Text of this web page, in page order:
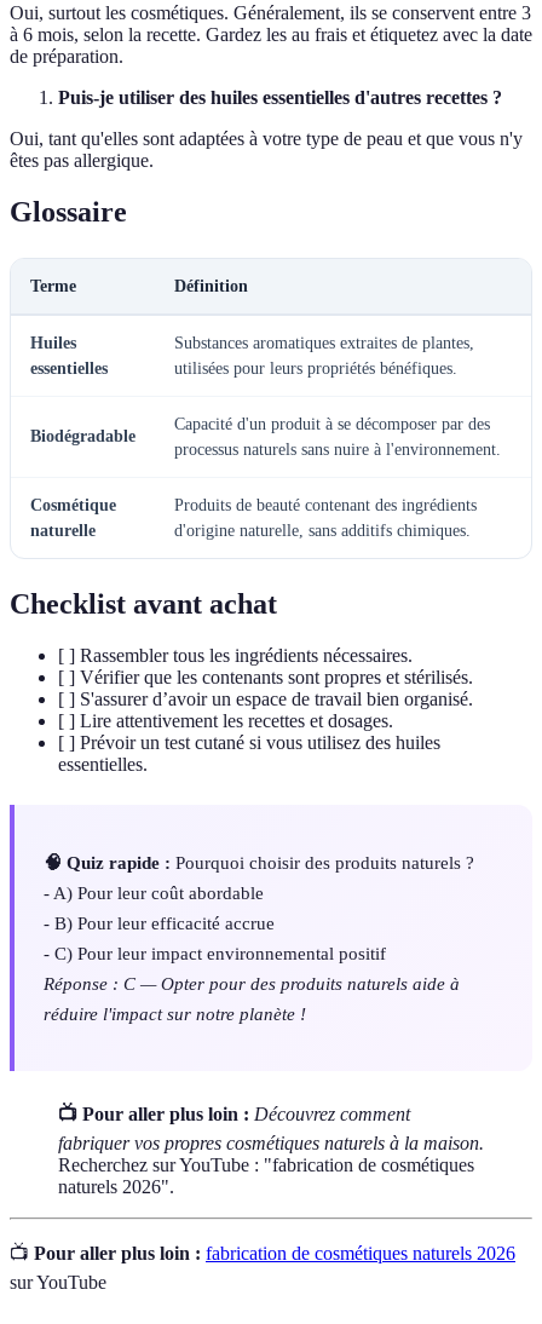
Oui, surtout les cosmétiques. Généralement, ils se conservent entre 3
à 6 mois, selon la recette. Gardez les au frais et étiquetez avec la date
de préparation.
Puis-je utiliser des huiles essentielles d'autres recettes ?
Oui, tant qu'elles sont adaptées à votre type de peau et que vous n'y
êtes pas allergique.
Glossaire
Terme Définition
Huiles
essentielles
Substances aromatiques extraites de plantes,
utilisées pour leurs propriétés bénéfiques.
Biodégradable
Capacité d'un produit à se décomposer par des
processus naturels sans nuire à l'environnement.
Cosmétique
naturelle
Produits de beauté contenant des ingrédients
d'origine naturelle, sans additifs chimiques.
Checklist avant achat
[ ] Rassembler tous les ingrédients nécessaires.
[ ] Vérifier que les contenants sont propres et stérilisés.
[ ] S'assurer d’avoir un espace de travail bien organisé.
[ ] Lire attentivement les recettes et dosages.
[ ] Prévoir un test cutané si vous utilisez des huiles
essentielles.
🧠 Quiz rapide : Pourquoi choisir des produits naturels ?
- A) Pour leur coût abordable
- B) Pour leur efficacité accrue
- C) Pour leur impact environnemental positif
Réponse : C — Opter pour des produits naturels aide à
réduire l'impact sur notre planète !
📺 Pour aller plus loin : Découvrez comment
fabriquer vos propres cosmétiques naturels à la maison.
Recherchez sur YouTube : "fabrication de cosmétiques
naturels 2026".
📺 Pour aller plus loin : fabrication de cosmétiques naturels 2026
sur YouTube